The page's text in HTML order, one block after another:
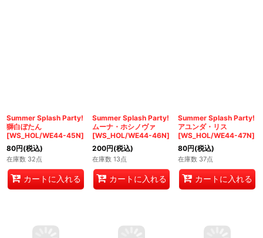
Summer Splash Party!
獅白ぼたん
[WS_HOL/WE44-45N]
80円(税込)
在庫数 32点
カートに入れる
Summer Splash Party!
ムーナ・ホシノヴァ
[WS_HOL/WE44-46N]
200円(税込)
在庫数 13点
カートに入れる
Summer Splash Party!
アユンダ・リス
[WS_HOL/WE44-47N]
80円(税込)
在庫数 37点
カートに入れる